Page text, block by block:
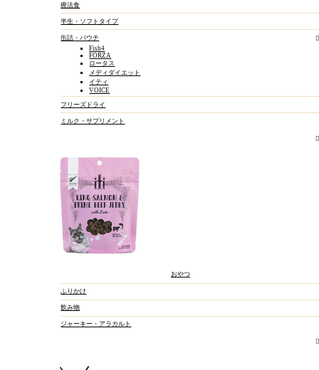
療法食
半生・ソフトタイプ
缶詰・パウチ
Fish4
FORZA
ロータス
メディダイエット
イティ
VOICE
フリーズドライ
ミルク・サプリメント
おやつ
ふりかけ
飲み物
ジャーキー・アラカルト